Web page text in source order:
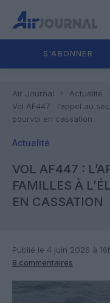
S'ABONNER
Air Journal
Actualité
Vol AF447 : l’appel au
pourvoi en cassation
Actualité
VOL AF447 :
FAMILLES À
EN CASSATION
Publié le 4 juin 2026 à
8 commentaires